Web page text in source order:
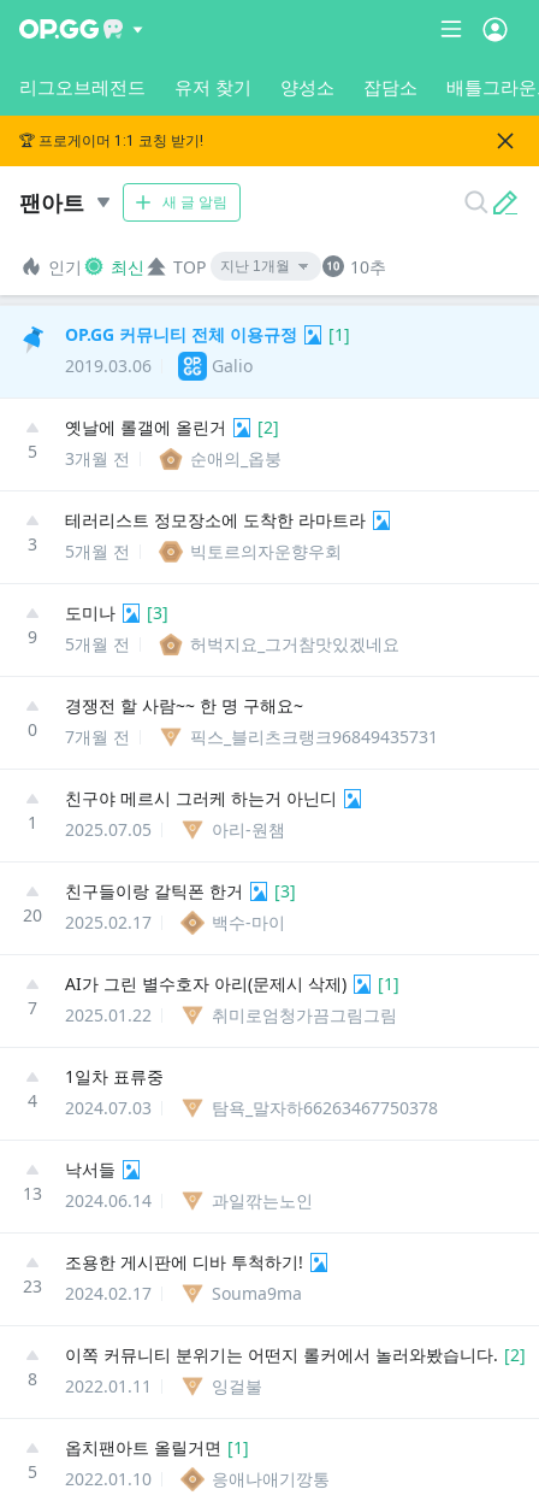
리그오브레전드 유저 찾기 양성소 잡담소 배틀그라
🏆 프로게이머 1:1 코칭 받기!
팬아트 새 글 알림
인기 최신 TOP 10추
OP.GG 커뮤니티 전체 이용규정 [1]
2019.03.06
Galio
5
옛날에 롤갤에 올린거 [2]
3개월 전
순애의_옵붕
3
테러리스트 정모장소에 도착한 라마트라
5개월 전
빅토르의자운향우회
9
도미나 [3]
5개월 전
허벅지요_그거참맛있겠네요
0
경쟁전 할 사람~~ 한 명 구해요~
7개월 전
픽스_블리츠크랭크96849435731
1
친구야 메르시 그러케 하는거 아닌디
2025.07.05
아리-원챔
20
친구들이랑 갈틱폰 한거 [3]
2025.02.17
백수-마이
7
AI가 그린 별수호자 아리(문제시 삭제) [1]
2025.01.22
취미로엄청가끔그림그림
4
1일차 표류중
2024.07.03
탐욕_말자하66263467750378
13
낙서들
2024.06.14
과일깎는노인
23
조용한 게시판에 디바 투척하기!
2024.02.17
Souma9ma
8
이쪽 커뮤니티 분위기는 어떤지 롤커에서 놀러와봤습니다. [2]
2022.01.11
잉걸불
5
옵치팬아트 올릴거면 [1]
2022.01.10
응애나애기깡통